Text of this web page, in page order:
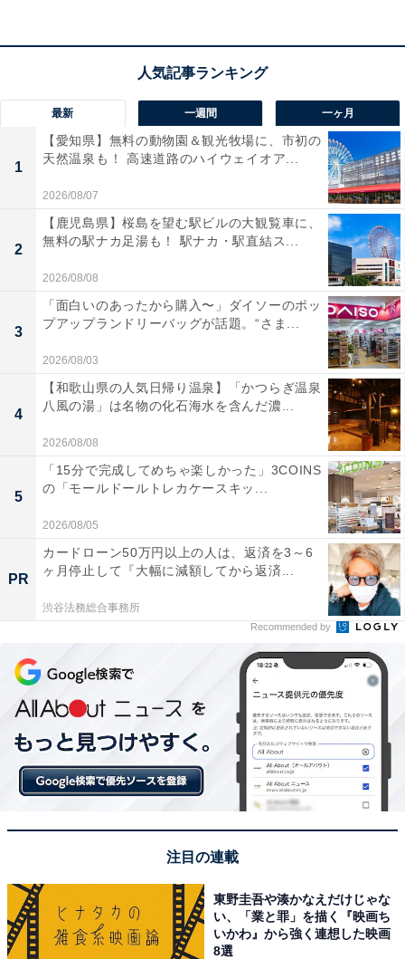
検討してみてもよいかもしれません。
あわせて読みたい
【Amazonセール】ハイセンス「スマートテ
レビ」が特別価格で登場中【7月5日】
【今日チェックしたい】ソニーの人気商品5選
ソニー「KJ-43X75WL」
ソニー(SONY) テレビ 43インチ 液晶 4K ブラビア KJ-
Amazonで見る
ソニー「KJ-65X81L」
最新 一週間 一ヶ月
1
【愛知県】無料の動物園＆観光牧場に、市初の
天然温泉も！ 高速道路のハイウェイオア...
2026/08/07
2
【鹿児島県】桜島を望む駅ビルの大観覧車に、
無料の駅ナカ足湯も！ 駅ナカ・駅直結ス...
2026/08/08
3
「面白いのあったから購入〜」ダイソーのポッ
プアップランドリーバッグが話題。“さま...
2026/08/03
4
【和歌山県の人気日帰り温泉】「かつらぎ温泉
八風の湯」は名物の化石海水を含んだ濃...
2026/08/08
5
「15分で完成してめちゃ楽しかった」3COINS
の「モールドールトレカケースキッ...
2026/08/05
PR
カードローン50万円以上の人は、返済を3～6
ヶ月停止して『大幅に減額してから返済...
渋谷法務総合事務所
Recommended by
注目の連載
東野圭吾や湊かなえだけじゃな
い、「業と罪」を描く『映画ち
いかわ』から強く連想した映画
8選